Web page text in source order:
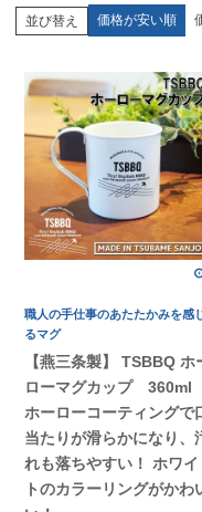
並び替え 価格が安い順
職人の手仕事のあたたかみを感
るマグ
【燕三条製】 TSBBQ ホ
ローマグカップ 360ml
ホーローコーティングで
当たりが滑らかになり、
れも落ちやすい！ ホワイ
トのカラーリングがかわ